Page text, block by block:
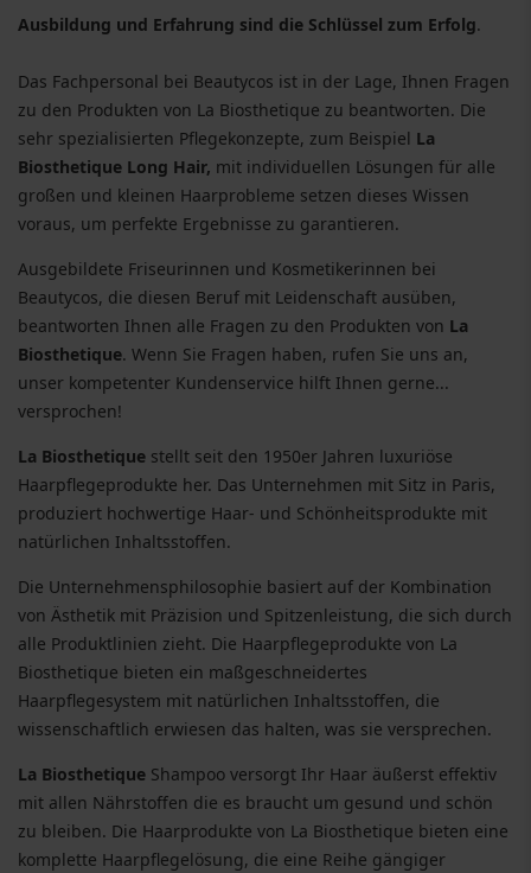
Ausbildung und Erfahrung sind die Schlüssel zum Erfolg.
Das Fachpersonal bei Beautycos ist in der Lage, Ihnen Fragen
zu den Produkten von La Biosthetique zu beantworten. Die
sehr spezialisierten Pflegekonzepte, zum Beispiel La
Biosthetique Long Hair, mit individuellen Lösungen für alle
großen und kleinen Haarprobleme setzen dieses Wissen
voraus, um perfekte Ergebnisse zu garantieren.
Ausgebildete Friseurinnen und Kosmetikerinnen bei
Beautycos, die diesen Beruf mit Leidenschaft ausüben,
beantworten Ihnen alle Fragen zu den Produkten von La
Biosthetique. Wenn Sie Fragen haben, rufen Sie uns an,
unser kompetenter Kundenservice hilft Ihnen gerne...
versprochen!
La Biosthetique stellt seit den 1950er Jahren luxuriöse
Haarpflegeprodukte her. Das Unternehmen mit Sitz in Paris,
produziert hochwertige Haar- und Schönheitsprodukte mit
natürlichen Inhaltsstoffen.
Die Unternehmensphilosophie basiert auf der Kombination
von Ästhetik mit Präzision und Spitzenleistung, die sich durch
alle Produktlinien zieht. Die Haarpflegeprodukte von La
Biosthetique bieten ein maßgeschneidertes
Haarpflegesystem mit natürlichen Inhaltsstoffen, die
wissenschaftlich erwiesen das halten, was sie versprechen.
La Biosthetique Shampoo versorgt Ihr Haar äußerst effektiv
mit allen Nährstoffen die es braucht um gesund und schön
zu bleiben. Die Haarprodukte von La Biosthetique bieten eine
komplette Haarpflegelösung, die eine Reihe gängiger